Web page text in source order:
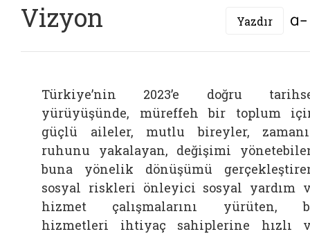
Vizyon Yazdır
Türkiye’nin 2023’e doğru
yürüyüşünde, müreffeh bir toplum
güçlü aileler, mutlu bireyler,
ruhunu yakalayan, değişimi
buna yönelik dönüşümü
sosyal riskleri önleyici sosyal yardım
hizmet çalışmalarını yürüten,
hizmetleri ihtiyaç sahiplerine hızlı